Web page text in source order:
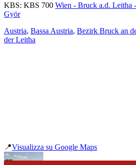
KBS: KBS 700 Wien - Bruck a.d. Leitha
Györ
Austria, Bassa Austria, Bezirk Bruck an
der Leitha
📍Visualizza su Google Maps